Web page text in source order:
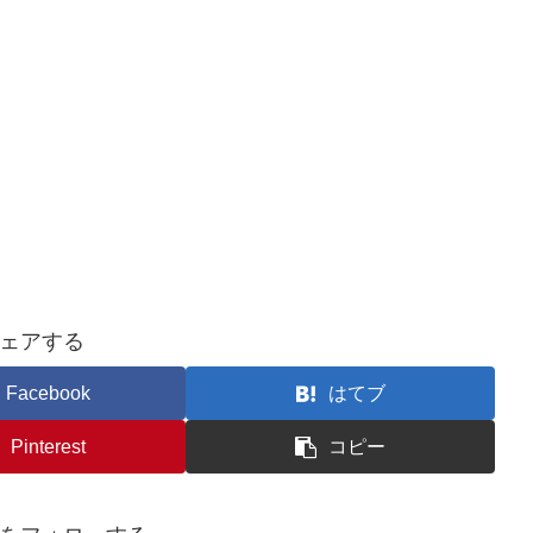
アする
Facebook はてブ
Pinterest コピー